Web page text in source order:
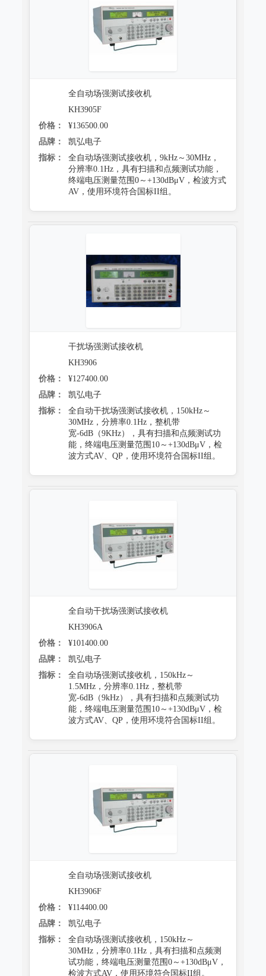
全自动场强测试接收机
KH3905F
价格：
¥136500.00
品牌：
凯弘电子
指标：
全自动场强测试接收机，9kHz～30MHz，
分辨率0.1Hz，具有扫描和点频测试功能，
终端电压测量范围0～+130dBμV，检波方式
AV，使用环境符合国标II组。
干扰场强测试接收机
KH3906
价格：
¥127400.00
品牌：
凯弘电子
指标：
全自动干扰场强测试接收机，150kHz～
30MHz，分辨率0.1Hz，整机带
宽-6dB（9KHz），具有扫描和点频测试功
能，终端电压测量范围10～+130dBμV，检
波方式AV、QP，使用环境符合国标II组。
全自动干扰场强测试接收机
KH3906A
价格：
¥101400.00
品牌：
凯弘电子
指标：
全自动场强测试接收机，150kHz～
1.5MHz，分辨率0.1Hz，整机带
宽-6dB（9kHz），具有扫描和点频测试功
能，终端电压测量范围10～+130dBμV，检
波方式AV、QP，使用环境符合国标II组。
全自动场强测试接收机
KH3906F
价格：
¥114400.00
品牌：
凯弘电子
指标：
全自动场强测试接收机，150kHz～
30MHz，分辨率0.1Hz，具有扫描和点频测
试功能，终端电压测量范围0～+130dBμV，
检波方式AV，使用环境符合国标II组。